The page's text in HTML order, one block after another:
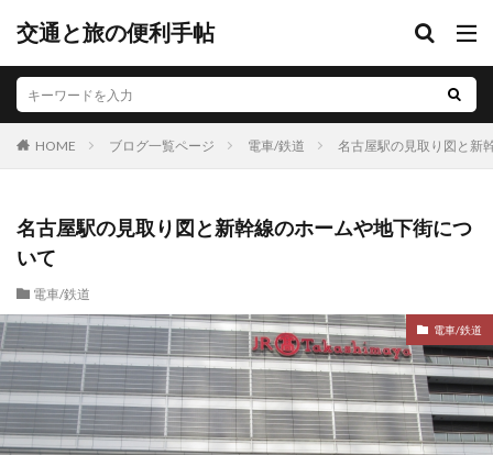
交通と旅の便利手帖
HOME ブログ一覧ページ 電車/鉄道 名古屋駅の見取り図と新
名古屋駅の見取り図と新幹線のホームや地下街につ
いて
電車/鉄道
電車/鉄道